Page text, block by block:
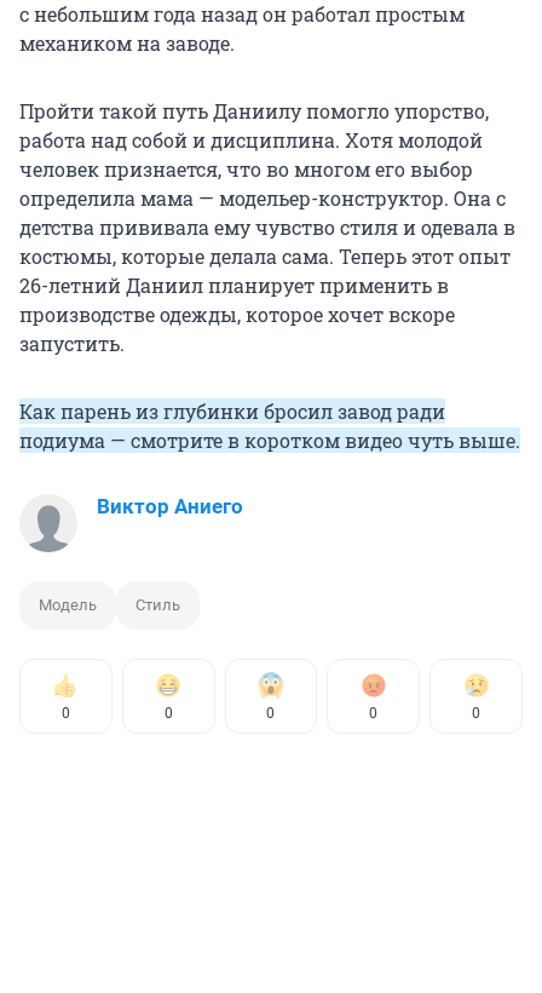
с небольшим года назад он работал простым
механиком на заводе.
Пройти такой путь Даниилу помогло упорство,
работа над собой и дисциплина. Хотя молодой
человек признается, что во многом его выбор
определила мама — модельер-конструктор. Она с
детства прививала ему чувство стиля и одевала в
костюмы, которые делала сама. Теперь этот опыт
26-летний Даниил планирует применить в
производстве одежды, которое хочет вскоре
запустить.
Как парень из глубинки бросил завод ради
подиума — смотрите в коротком видео чуть выше.
Виктор Аниего
Модель Стиль
0 0 0 0 0